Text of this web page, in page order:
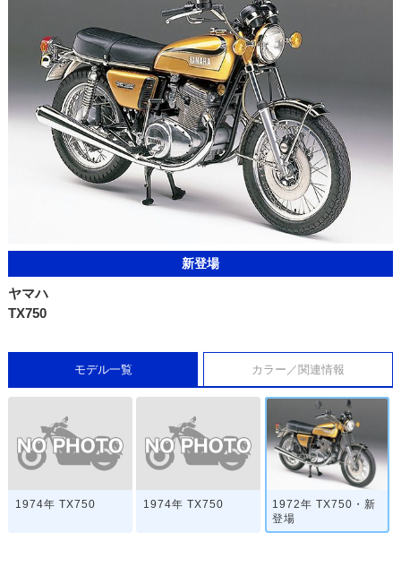
新登場
ヤマハ
TX750
モデル一覧 カラー／関連情報
1974年 TX750 1974年 TX750
1972年 TX750・新
登場